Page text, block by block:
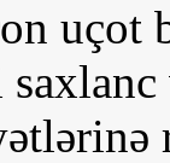
uçot